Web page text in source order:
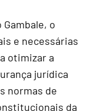
o
e necessárias
otimizar a
jurídica
normas de
da